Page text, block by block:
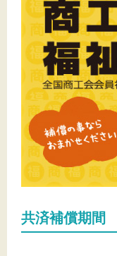
共済補償期間